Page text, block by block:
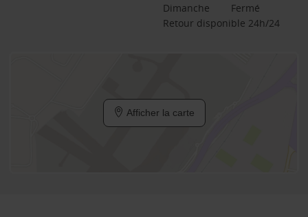
Dimanche
Fermé
Retour disponible 24h/24
Afficher la carte